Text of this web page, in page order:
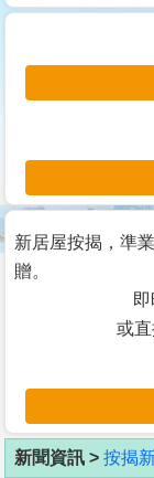
交
業
主
宅
谷
按
客
新居屋按揭，準
贈。
或
新聞資訊 > 按揭